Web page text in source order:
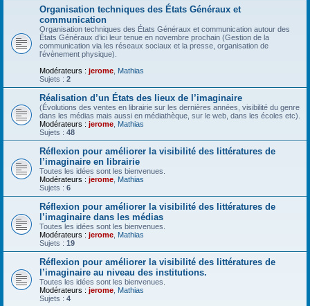
Organisation techniques des États Généraux et
communication
Organisation techniques des États Généraux et communication autour des
États Généraux d’ici leur tenue en novembre prochain (Gestion de la
communication via les réseaux sociaux et la presse, organisation de
l’évènement physique).
Modérateurs : jerome Mathias
Sujets : 2
Réalisation d’un États des lieux de l’imaginaire
(Évolutions des ventes en librairie sur les dernières années, visibilité du genre
dans les médias mais aussi en médiathèque, sur le web, dans les écoles etc).
Modérateurs : jerome Mathias
Sujets : 48
Réflexion pour améliorer la visibilité des littératures de
l’imaginaire en librairie
Toutes les idées sont les bienvenues.
Modérateurs : jerome Mathias
Sujets : 6
Réflexion pour améliorer la visibilité des littératures de
l’imaginaire dans les médias
Toutes les idées sont les bienvenues.
Modérateurs : jerome Mathias
Sujets : 19
Réflexion pour améliorer la visibilité des littératures de
l’imaginaire au niveau des institutions.
Toutes les idées sont les bienvenues.
Modérateurs : jerome Mathias
Sujets : 4